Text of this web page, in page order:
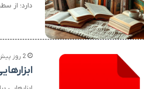
دارد؛ از
2 روز پیش